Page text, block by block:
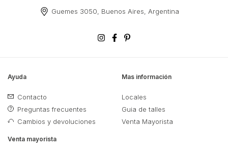
Guemes 3050, Buenos Aires, Argentina
Ayuda
Contacto
Preguntas frecuentes
Cambios y devoluciones
Mas información
Locales
Guia de talles
Venta Mayorista
Venta mayorista